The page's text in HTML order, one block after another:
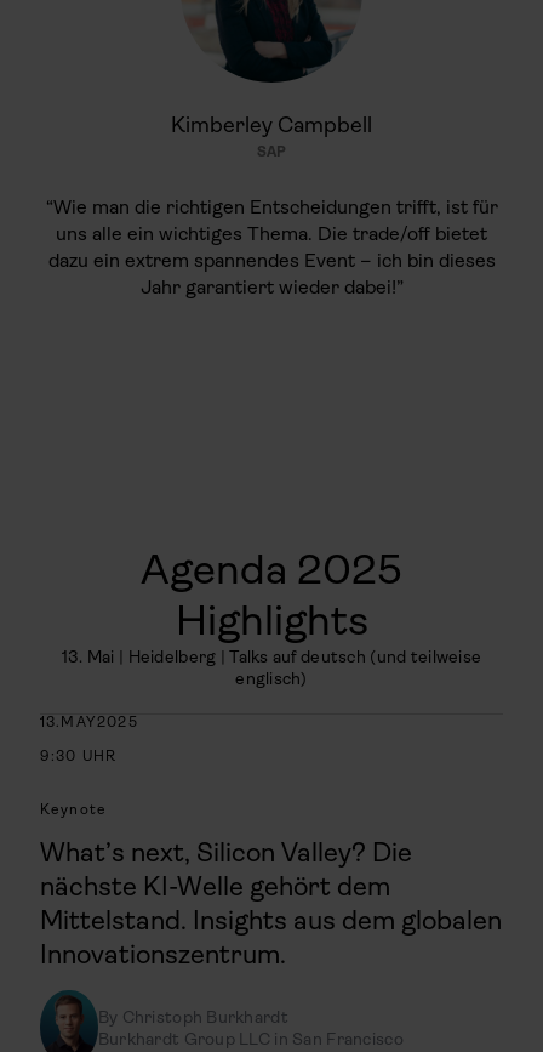
Kimberley Campbell
SAP
“Wie man die richtigen Entscheidungen trifft, ist für
uns alle ein wichtiges Thema. Die trade/off bietet
dazu ein extrem spannendes Event – ich bin dieses
Jahr garantiert wieder dabei!”
Agenda 2025
Highlights
13. Mai | Heidelberg | Talks auf deutsch (und teilweise
englisch)
13. MAY2025
9:30 UHR
Keynote
What’s next, Silicon Valley? Die
nächste KI-Welle gehört dem
Mittelstand. Insights aus dem globalen
Innovationszentrum.
By Christoph Burkhardt
Burkhardt Group LLC in San Francisco